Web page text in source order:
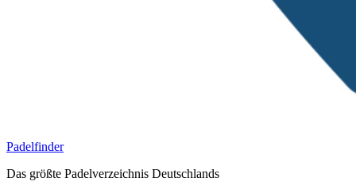
Padelfinder
Das größte Padelverzeichnis Deutschlands